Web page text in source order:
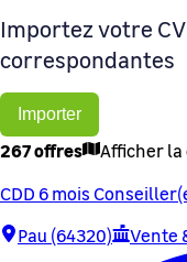
Importez votre
correspondantes
Importer
267 offres
Afficher la
CDD 6 mois
Pau (64320)
Vente